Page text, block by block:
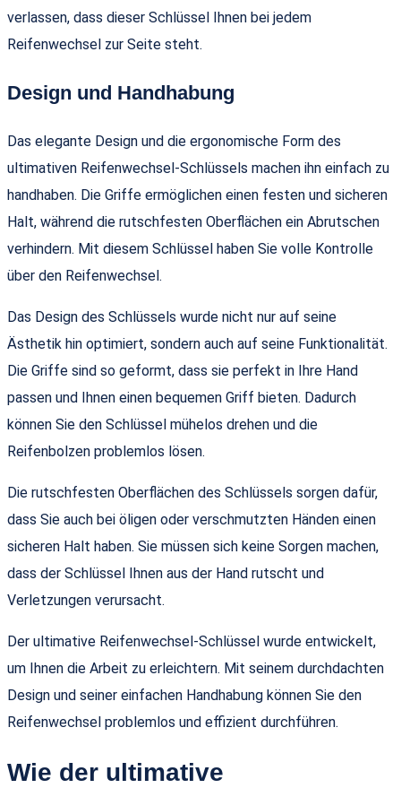
verlassen, dass dieser Schlüssel Ihnen bei jedem
Reifenwechsel zur Seite steht.
Design und Handhabung
Das elegante Design und die ergonomische Form des
ultimativen Reifenwechsel-Schlüssels machen ihn einfach zu
handhaben. Die Griffe ermöglichen einen festen und sicheren
Halt, während die rutschfesten Oberflächen ein Abrutschen
verhindern. Mit diesem Schlüssel haben Sie volle Kontrolle
über den Reifenwechsel.
Das Design des Schlüssels wurde nicht nur auf seine
Ästhetik hin optimiert, sondern auch auf seine Funktionalität.
Die Griffe sind so geformt, dass sie perfekt in Ihre Hand
passen und Ihnen einen bequemen Griff bieten. Dadurch
können Sie den Schlüssel mühelos drehen und die
Reifenbolzen problemlos lösen.
Die rutschfesten Oberflächen des Schlüssels sorgen dafür,
dass Sie auch bei öligen oder verschmutzten Händen einen
sicheren Halt haben. Sie müssen sich keine Sorgen machen,
dass der Schlüssel Ihnen aus der Hand rutscht und
Verletzungen verursacht.
Der ultimative Reifenwechsel-Schlüssel wurde entwickelt,
um Ihnen die Arbeit zu erleichtern. Mit seinem durchdachten
Design und seiner einfachen Handhabung können Sie den
Reifenwechsel problemlos und effizient durchführen.
Wie der ultimative